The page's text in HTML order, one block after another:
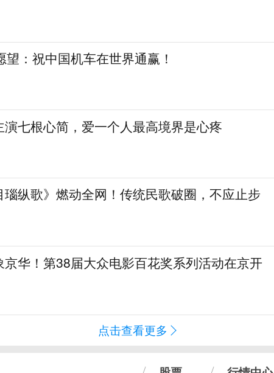
：祝中国机车在世界通赢！
七根心简，爱一个人最高境界是心疼
纵歌》燃动全网！传统民歌破圈，不应止步
华！第38届大众电影百花奖系列活动在京开
点击查看更多